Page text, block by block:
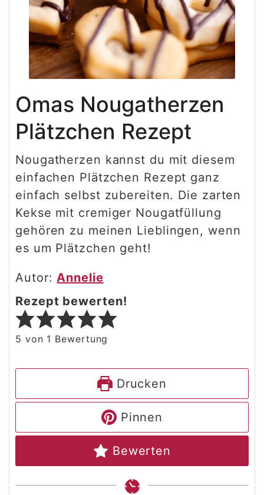
Omas Nougatherzen
Plätzchen Rezept
Nougatherzen kannst du mit diesem
einfachen Plätzchen Rezept ganz
einfach selbst zubereiten. Die zarten
Kekse mit cremiger Nougatfüllung
gehören zu meinen Lieblingen, wenn
es um Plätzchen geht!
Autor:Annelie
Rezept bewerten!
5 von 1 Bewertung
Drucken
Pinnen
Bewerten